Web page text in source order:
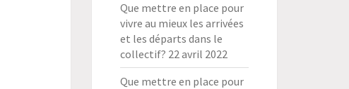
Que mettre en place pour
vivre au mieux les arrivées
et les départs dans le
collectif? 22 avril 2022
Que mettre en place pour